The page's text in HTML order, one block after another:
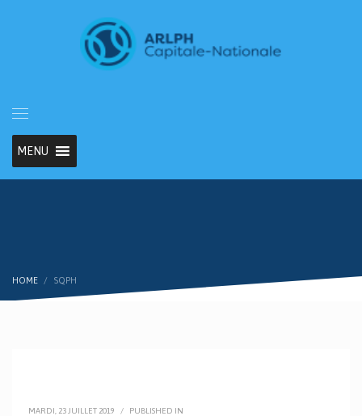
MENU
HOME SQPH
MARDI, 23 JUILLET 2019 / PUBLISHED IN